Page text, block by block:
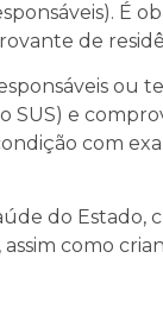
É
de
ou
e
com
do Estado,
como